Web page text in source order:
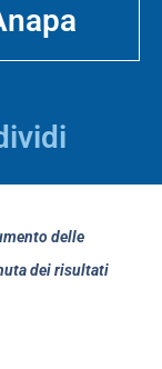
delle
dei risultati